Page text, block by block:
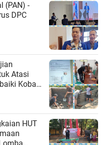
(PAN) -
DPC
Atasi
Kobak
HUT